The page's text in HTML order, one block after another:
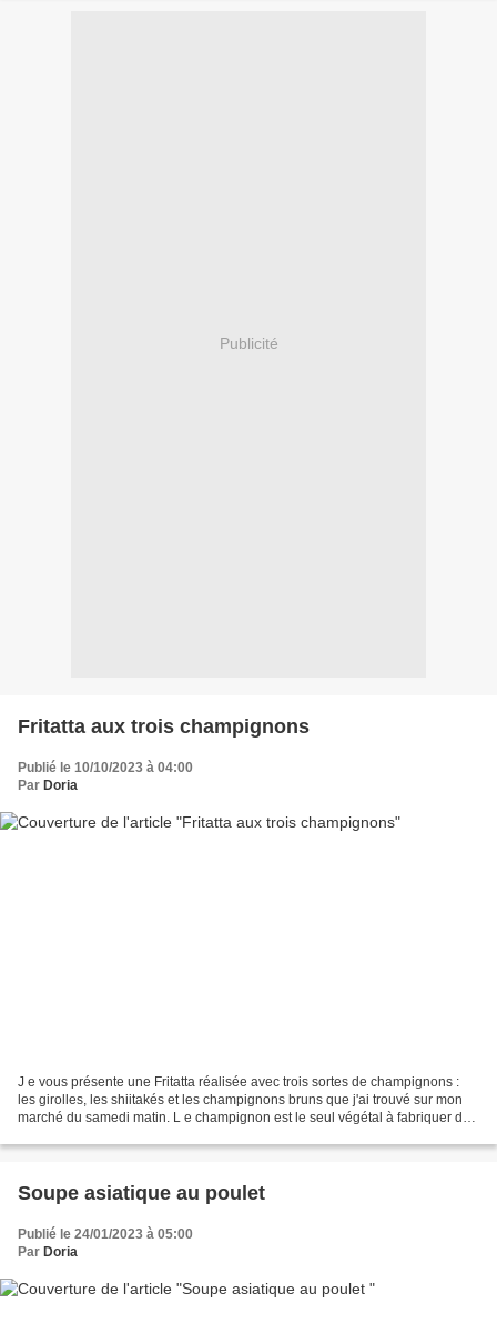
Publicité
Fritatta aux trois champignons
Publié le 10/10/2023 à 04:00
Par Doria
J e vous présente une Fritatta réalisée avec trois sortes de champignons :
les girolles, les shiitakés et les champignons bruns que j'ai trouvé sur mon
marché du samedi matin. L e champignon est le seul végétal à fabriquer de
Soupe asiatique au poulet
Publié le 24/01/2023 à 05:00
Par Doria